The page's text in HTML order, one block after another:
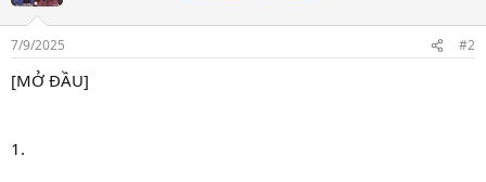
7/9/2025 #2
[MỞ ĐẦU]
1.